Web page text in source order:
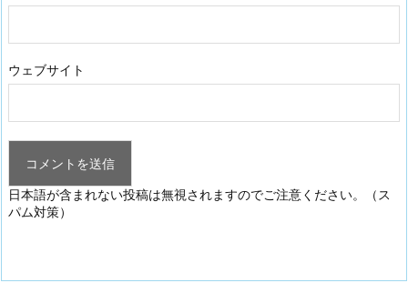
ウェブサイト
日本語が含まれない投稿は無視されますのでご注意ください。（ス
パム対策）